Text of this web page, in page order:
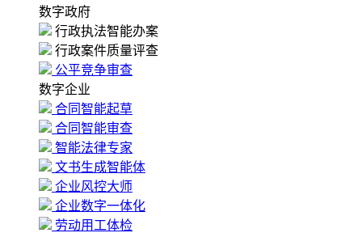
数字政府
行政执法智能办案
行政案件质量评查
公平竞争审查
数字企业
合同智能起草
合同智能审查
智能法律专家
文书生成智能体
企业风控大师
企业数字一体化
劳动用工体检